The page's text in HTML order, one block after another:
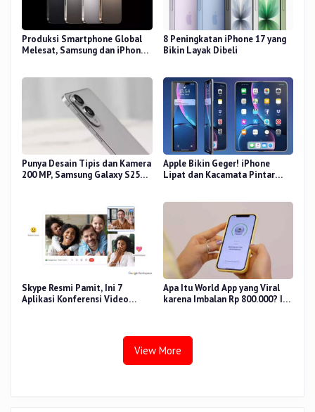
Produksi Smartphone Global
Melesat, Samsung dan iPhone
8 Peningkatan iPhone 17 yang
Bikin Layak Dibeli
Punya Desain Tipis dan Kamera
200 MP, Samsung Galaxy S25
Apple Bikin Geger! iPhone
Lipat dan Kacamata Pintar
Skype Resmi Pamit, Ini 7
Aplikasi Konferensi Video
Apa Itu World App yang Viral
karena Imbalan Rp 800.000? Ini
View More